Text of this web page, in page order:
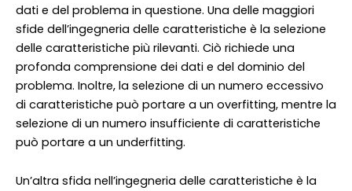
dati e del problema in questione. Una delle maggiori
sfide dell’ingegneria delle caratteristiche è la selezione
delle caratteristiche più rilevanti. Ciò richiede una
profonda comprensione dei dati e del dominio del
problema. Inoltre, la selezione di un numero eccessivo
di caratteristiche può portare a un overfitting, mentre la
selezione di un numero insufficiente di caratteristiche
può portare a un underfitting.
Un’altra sfida nell’ingegneria delle caratteristiche è la